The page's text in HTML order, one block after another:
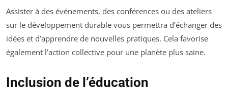
Assister à des événements, des conférences ou des ateliers
sur le développement durable vous permettra d’échanger des
idées et d’apprendre de nouvelles pratiques. Cela favorise
également l’action collective pour une planète plus saine.
Inclusion de l’éducation